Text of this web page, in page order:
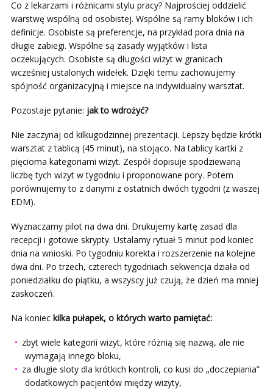
Co z lekarzami i różnicami stylu pracy? Najprościej oddzielić
warstwę wspólną od osobistej. Wspólne są ramy bloków i ich
definicje. Osobiste są preferencje, na przykład pora dnia na
długie zabiegi. Wspólne są zasady wyjątków i lista
oczekujących. Osobiste są długości wizyt w granicach
wcześniej ustalonych widełek. Dzięki temu zachowujemy
spójność organizacyjną i miejsce na indywidualny warsztat.
Pozostaje pytanie: jak to wdrożyć?
Nie zaczynaj od kilkugodzinnej prezentacji. Lepszy będzie krótki
warsztat z tablicą (45 minut), na stojąco. Na tablicy kartki z
pięcioma kategoriami wizyt. Zespół dopisuje spodziewaną
liczbę tych wizyt w tygodniu i proponowane pory. Potem
porównujemy to z danymi z ostatnich dwóch tygodni (z waszej
EDM).
Wyznaczamy pilot na dwa dni. Drukujemy kartę zasad dla
recepcji i gotowe skrypty. Ustalamy rytuał 5 minut pod koniec
dnia na wnioski. Po tygodniu korekta i rozszerzenie na kolejne
dwa dni. Po trzech, czterech tygodniach sekwencja działa od
poniedziałku do piątku, a wszyscy już czują, że dzień ma mniej
zaskoczeń.
Na koniec kilka pułapek, o których warto pamiętać:
zbyt wiele kategorii wizyt, które różnią się nazwą, ale nie
wymagają innego bloku,
za długie sloty dla krótkich kontroli, co kusi do „doczepiania”
dodatkowych pacjentów między wizyty,